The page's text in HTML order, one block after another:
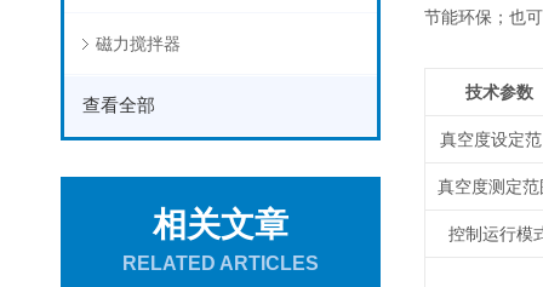
磁力搅拌器
查看全部
相关文章
RELATED ARTICLES
节能环保；也
技术参数
真空度设定
真空度测定
控制运行模